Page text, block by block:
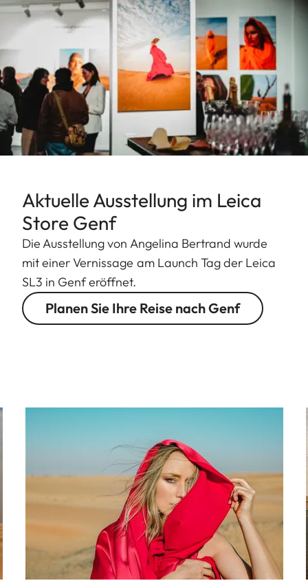
Aktuelle Ausstellung im Leica
Store Genf
Die Ausstellung von Angelina Bertrand wurde
mit einer Vernissage am Launch Tag der Leica
SL3 in Genf eröffnet.
Planen Sie Ihre Reise nach Genf